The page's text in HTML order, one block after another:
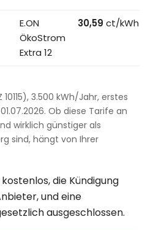
E.ON
ÖkoStrom
Extra 12
30,59 ct/kWh
3.500 kWh/Jahr, erstes
Ob diese Tarife an
wirklich günstiger als
sind, hängt von Ihrer
die Kündigung
und eine
ausgeschlossen.